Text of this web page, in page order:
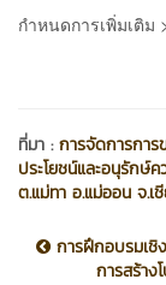
กำหนดการเพิ่มเติม
ที่มา :การจัดการการ
ประโยชน์และอนุรัก
ต.แม่ทา อ.แม่ออน จ.เ
การฝึกอบรมเชิ
การสร้าง